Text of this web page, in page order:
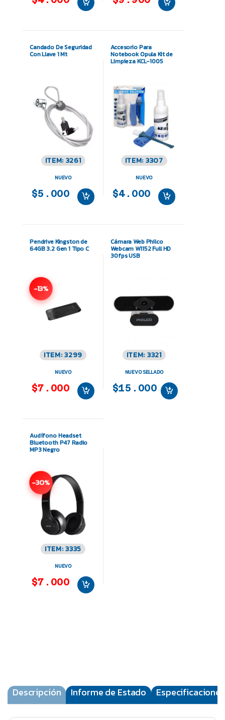
Candado De Seguridad
Con Llave 1 Mt
ITEM: 3261
NUEVO
$5.000
Accesorio Para
Notebook Opula Kit de
Limpieza KCL-1005
ITEM: 3307
NUEVO
$4.000
Pendrive Kingston de
64GB 3.2 Gen 1 Tipo C
-13%
ITEM: 3299
NUEVO
$7.000
Cámara Web Philco
Webcam W1152 Full HD
30fps USB
ITEM: 3321
NUEVO SELLADO
$15.000
Audífono Headset
Bluetooth P47 Radio
MP3 Negro
-30%
ITEM: 3335
NUEVO
$7.000
Descripción Informe de Estado Especificaciones